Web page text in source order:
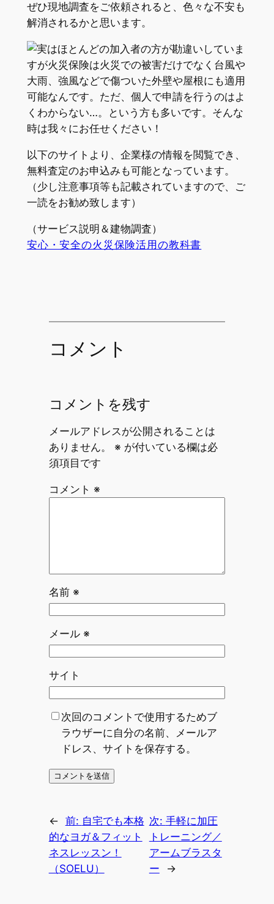
ぜひ現地調査をご依頼されると、色々な不安も
解消されるかと思います。
以下のサイトより、企業様の情報を閲覧でき、
無料査定のお申込みも可能となっています。
（少し注意事項等も記載されていますので、ご
一読をお勧め致します）
（サービス説明＆建物調査）
安心・安全の火災保険活用の教科書
コメント
コメントを残す
メールアドレスが公開されることは
ありません。
※ が付いている欄は必
須項目です
コメント ※
名前 ※
メール ※
サイト
次回のコメントで使用するためブ
ラウザーに自分の名前、メールア
ドレス、サイトを保存する。
← 前: 自宅でも本格
的なヨガ＆フィット
ネスレッスン！
（SOELU）
次: 手軽に加圧
トレーニング／
アームブラスタ
ー
→